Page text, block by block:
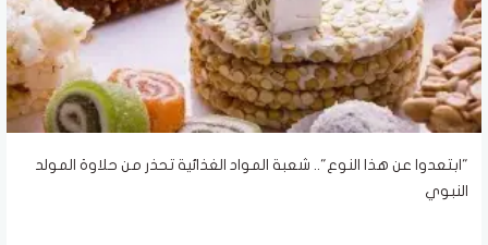
"ابتعدوا عن هذا النوع".. شعبة المواد الغذائية تحذر من حلاوة المولد
النبوي